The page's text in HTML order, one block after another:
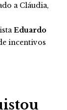
a Cláudia,
Eduardo
incentivos